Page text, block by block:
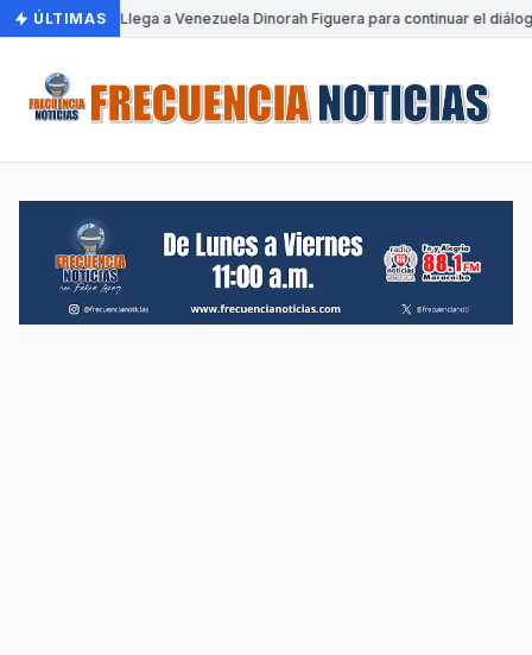
ÚLTIMAS
• Llega a Venezuela Dinorah Figuera para continuar el